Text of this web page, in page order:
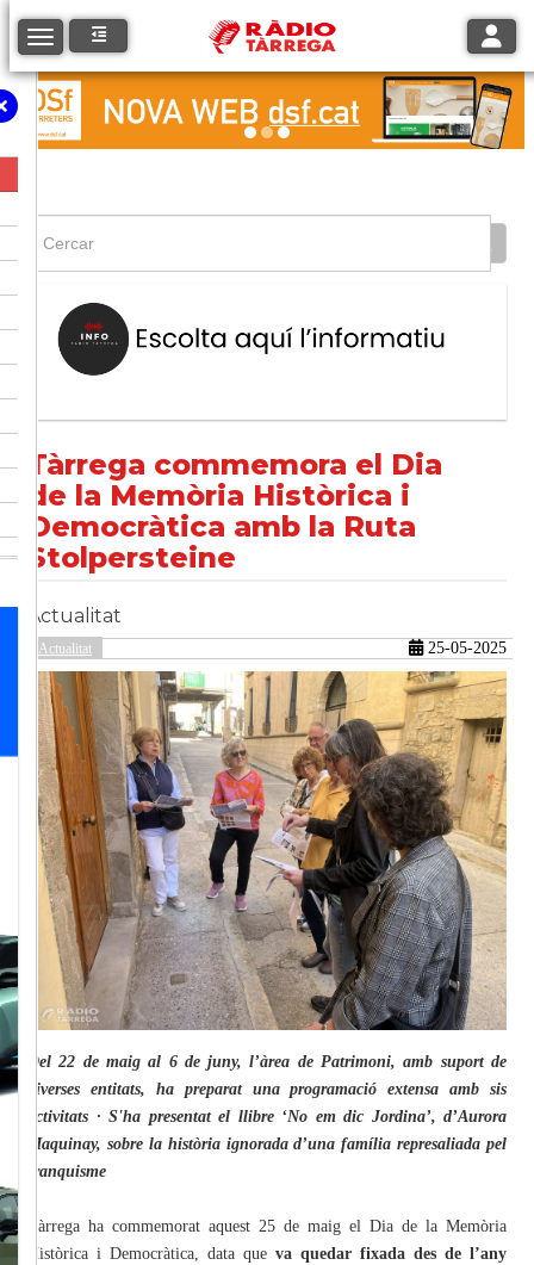
Toggle navigation
Tàrrega commemora el Dia
de la Memòria Històrica i
Democràtica amb la Ruta
Stolpersteine
Actualitat
Actualitat 25-05-2025
Del 22 de maig al 6 de juny, l’àrea de Patrimoni, amb suport de
diverses entitats, ha preparat una programació extensa amb sis
activitats · S'ha presentat el llibre ‘No em dic Jordina’, d’Aurora
Maquinay, sobre la història ignorada d’una família represaliada pel
franquisme
Tàrrega ha commemorat aquest 25 de maig el Dia de la Memòria
Històrica i Democràtica, data que va quedar fixada des de l’any